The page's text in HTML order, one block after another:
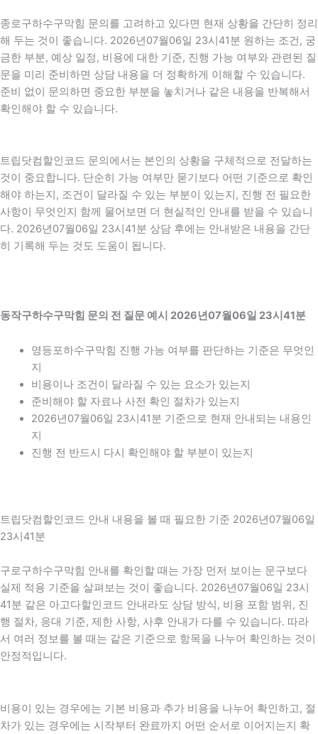
종로구하수구막힘 문의를 고려하고 있다면 현재 상황을 간단히 정리
해 두는 것이 좋습니다. 2026년07월06일 23시41분 원하는 조건, 궁
금한 부분, 예상 일정, 비용에 대한 기준, 진행 가능 여부와 관련된 질
문을 미리 준비하면 상담 내용을 더 정확하게 이해할 수 있습니다.
준비 없이 문의하면 중요한 부분을 놓치거나 같은 내용을 반복해서
확인해야 할 수 있습니다.
트립닷컴할인코드 문의에서는 본인의 상황을 구체적으로 전달하는
것이 중요합니다. 단순히 가능 여부만 묻기보다 어떤 기준으로 확인
해야 하는지, 조건이 달라질 수 있는 부분이 있는지, 진행 전 필요한
사항이 무엇인지 함께 물어보면 더 현실적인 안내를 받을 수 있습니
다. 2026년07월06일 23시41분 상담 후에는 안내받은 내용을 간단
히 기록해 두는 것도 도움이 됩니다.
동작구하수구막힘 문의 전 질문 예시 2026년07월06일 23시41분
영등포하수구막힘 진행 가능 여부를 판단하는 기준은 무엇인
지
비용이나 조건이 달라질 수 있는 요소가 있는지
준비해야 할 자료나 사전 확인 절차가 있는지
2026년07월06일 23시41분 기준으로 현재 안내되는 내용인
지
진행 전 반드시 다시 확인해야 할 부분이 있는지
트립닷컴할인코드 안내 내용을 볼 때 필요한 기준 2026년07월06일
23시41분
구로구하수구막힘 안내를 확인할 때는 가장 먼저 보이는 문구보다
실제 적용 기준을 살펴보는 것이 좋습니다. 2026년07월06일 23시
41분 같은 아고다할인코드 안내라도 상담 방식, 비용 포함 범위, 진
행 절차, 응대 기준, 제한 사항, 사후 안내가 다를 수 있습니다. 따라
서 여러 정보를 볼 때는 같은 기준으로 항목을 나누어 확인하는 것이
안정적입니다.
비용이 있는 경우에는 기본 비용과 추가 비용을 나누어 확인하고, 절
차가 있는 경우에는 시작부터 완료까지 어떤 순서로 이어지는지 확